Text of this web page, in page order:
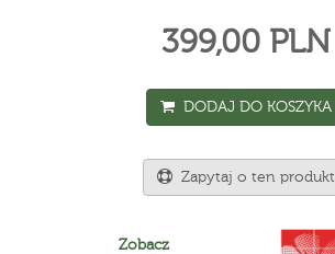
399,00 PLN
DODAJ DO KOSZYKA
Zapytaj o ten produkt
Zobacz